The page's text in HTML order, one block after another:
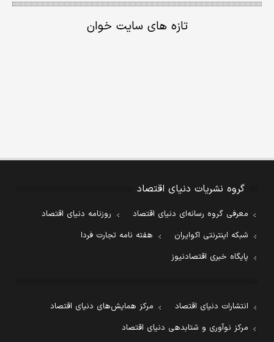
تازه های سایت خوان
گروه نشریات دنیای اقتصاد
معرفی گروه رسانه‌ای دنیای اقتصاد
روزنامه دنیای اقتصاد
شبکه اینترنتی اکوایران
هفته نامه تجارت فردا
پایگاه خبری اقتصادنیوز
انتشارات دنیای اقتصاد
مرکز همایش‌های دنیای اقتصاد
مرکز نوآوری و شتابدهی دنیای اقتصاد